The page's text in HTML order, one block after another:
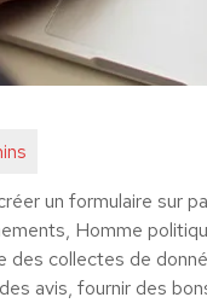
un formulaire sur
Homme
des collectes de
avis, fournir des